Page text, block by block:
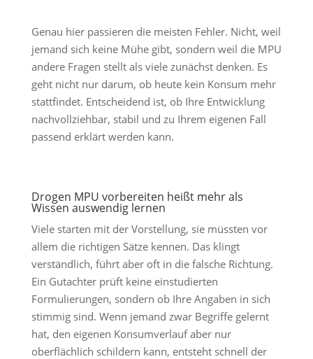
Genau hier passieren die meisten Fehler. Nicht, weil
jemand sich keine Mühe gibt, sondern weil die MPU
andere Fragen stellt als viele zunächst denken. Es
geht nicht nur darum, ob heute kein Konsum mehr
stattfindet. Entscheidend ist, ob Ihre Entwicklung
nachvollziehbar, stabil und zu Ihrem eigenen Fall
passend erklärt werden kann.
Drogen MPU vorbereiten heißt mehr als
Wissen auswendig lernen
Viele starten mit der Vorstellung, sie müssten vor
allem die richtigen Sätze kennen. Das klingt
verständlich, führt aber oft in die falsche Richtung.
Ein Gutachter prüft keine einstudierten
Formulierungen, sondern ob Ihre Angaben in sich
stimmig sind. Wenn jemand zwar Begriffe gelernt
hat, den eigenen Konsumverlauf aber nur
oberflächlich schildern kann, entsteht schnell der